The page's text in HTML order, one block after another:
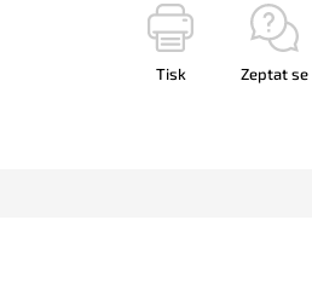
Tisk Zeptat se